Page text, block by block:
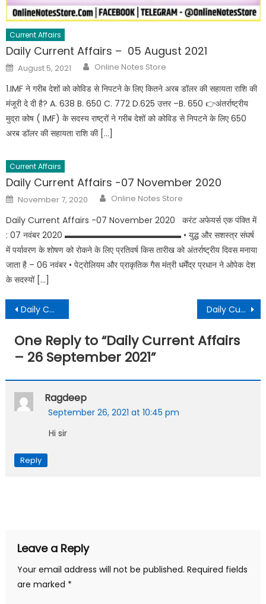
Current Affairs
Daily Current Affairs – 05 August 2021
August 5, 2021 Online Notes Store
1.IMF ने गरीब देशों को कोविड से निपटने के लिए कितने अरब डॉलर की सहायता राशि की
मंजूरी दे दी है? A. 638 B. 650 C. 772 D.625 उत्तर –B. 650 👉अंतर्राष्ट्रीय
मुद्रा कोष ( IMF) के सदस्य राष्ट्रों ने गरीब देशों को कोविड से निपटने के लिए 650
अरब डॉलर की सहायता राशि की […]
Current Affairs
Daily Current Affairs -07 November 2020
November 7, 2020 Online Notes Store
Daily Current Affairs -07 November 2020 करंट अफेयर्स एक पंक्ति में
: 07 नवंबर 2020 ▬▬▬▬▬▬▬▬▬▬▬▬▬▬ • युद्ध और सशस्त्र संघर्ष
में पर्यावरण के शोषण को रोकने के लिए प्रतिवर्ष किस तारीख को अंतर्राष्ट्रीय दिवस मनाया
जाता है – 06 नवंबर • पेट्रोलियम और प्राकृतिक गैस मंत्री धर्मेंद्र प्रधान ने ओपेक देश
के सदस्यों […]
Daily Current Affairs – 25 September 2021 Daily Current Affairs – 27 September 2021
One Reply to “Daily Current Affairs
– 26 September 2021”
Ragdeep
September 26, 2021 at 10:45 pm
Hi sir
Reply
Leave a Reply
Your email address will not be published. Required fields
are marked *